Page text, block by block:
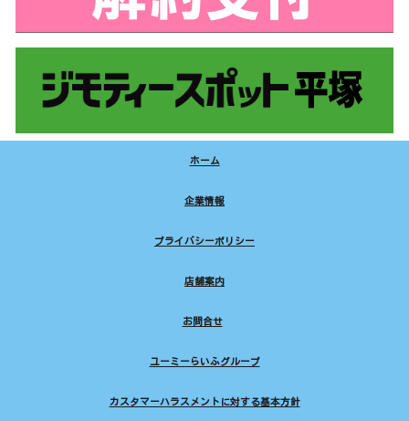
ホーム
企業情報
プライバシーポリシー
店舗案内
お問合せ
ユーミーらいふグループ
カスタマーハラスメントに対する基本方針